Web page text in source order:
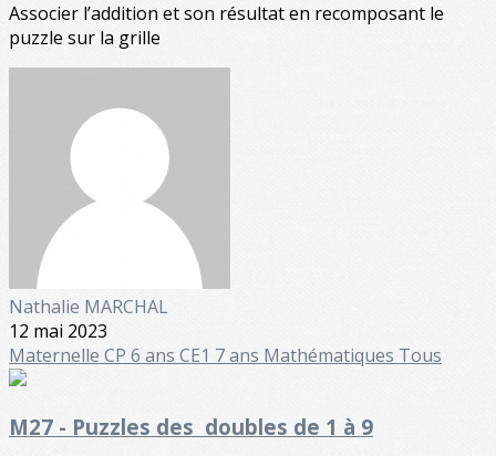
Associer l’addition et son résultat en recomposant le
puzzle sur la grille
Nathalie MARCHAL
12 mai 2023
Maternelle CP 6 ans CE1 7 ans Mathématiques Tous
M27 - Puzzles des doubles de 1 à 9